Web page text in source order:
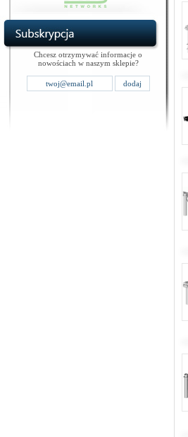
Chcesz otrzymywać informacje o
nowościach w naszym sklepie?